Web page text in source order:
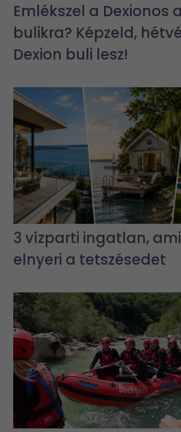
Emlékszel a Dexionos
bulikra? Képzeld,
Dexion buli lesz!
3 vízparti ingatlan,
elnyeri a tetszésedet